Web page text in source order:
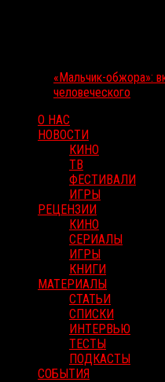
«Мальчик-обжора»:
человеческого
О НАС
НОВОСТИ
КИНО
ТВ
ФЕСТИВАЛИ
ИГРЫ
РЕЦЕНЗИИ
КИНО
СЕРИАЛЫ
ИГРЫ
КНИГИ
МАТЕРИАЛЫ
СТАТЬИ
СПИСКИ
ИНТЕРВЬЮ
ТЕСТЫ
ПОДКАСТЫ
СОБЫТИЯ